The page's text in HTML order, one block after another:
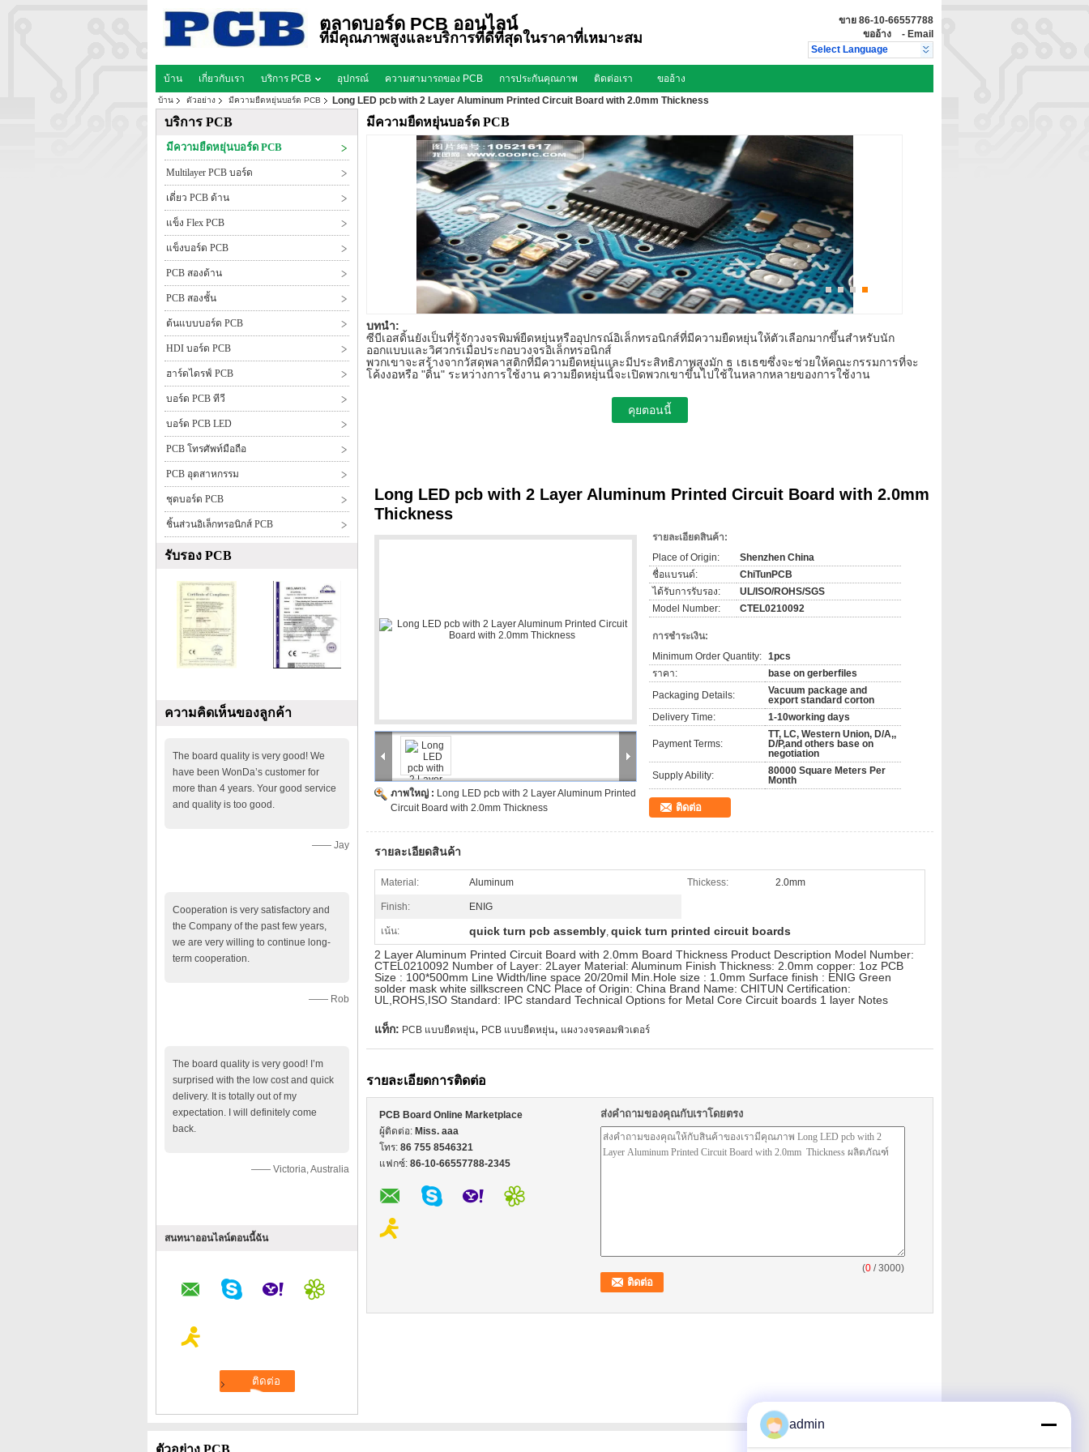
ตลาดบอร์ด PCB ออนไลน์
ที่มีคุณภาพสูงและบริการที่ดีที่สุดในราคาที่เหมาะสม
ขาย 86-10-66557788
ขออ้าง
- Email
Select Language
บ้าน เกี่ยวกับเรา บริการ PCB อุปกรณ์ ความสามารถของ PCB การประกันคุณภาพ ติดต่อเรา ขออ้าง
บ้าน ตัวอย่าง มีความยืดหยุ่นบอร์ด PCB Long LED pcb with 2 Layer Aluminum Printed Circuit Board with 2.0mm Thickness
บริการ PCB
มีความยืดหยุ่นบอร์ด PCB
Multilayer PCB บอร์ด
เดี่ยว PCB ด้าน
แข็ง Flex PCB
แข็งบอร์ด PCB
PCB สองด้าน
PCB สองชั้น
ต้นแบบบอร์ด PCB
HDI บอร์ด PCB
ฮาร์ดไดรฟ์ PCB
บอร์ด PCB ทีวี
บอร์ด PCB LED
PCB โทรศัพท์มือถือ
PCB อุตสาหกรรม
ชุดบอร์ด PCB
ชิ้นส่วนอิเล็กทรอนิกส์ PCB
รับรอง PCB
ความคิดเห็นของลูกค้า
The board quality is very good! We
have been WonDa’s customer for
more than 4 years. Your good service
and quality is too good.
—— Jay
Cooperation is very satisfactory and
the Company of the past few years,
we are very willing to continue long-
term cooperation.
—— Rob
The board quality is very good! I’m
surprised with the low cost and quick
delivery. It is totally out of my
expectation. I will definitely come
back.
—— Victoria, Australia
สนทนาออนไลน์ตอนนี้ฉัน
มีความยืดหยุ่นบอร์ด PCB
บทนำ:
ซีบีเอสดิ้นยังเป็นที่รู้จักวงจรพิมพ์ยืดหยุ่นหรืออุปกรณ์อิเล็กทรอนิกส์ที่มีความยืดหยุ่นให้ตัวเลือกมากขึ้นสำหรับนัก
ออกแบบและวิศวกรเมื่อประกอบวงจรอิเล็กทรอนิกส์
พวกเขาจะสร้างจากวัสดุพลาสติกที่มีความยืดหยุ่นและมีประสิทธิภาพสูงมัก ธ เธเธฃซึ่งจะช่วยให้คณะกรรมการที่จะ
โค้งงอหรือ "ดิ้น" ระหว่างการใช้งาน ความยืดหยุ่นนี้จะเปิดพวกเขาขึ้นไปใช้ในหลากหลายของการใช้งาน
Long LED pcb with 2 Layer Aluminum Printed Circuit Board with 2.0mm
Thickness
ภาพใหญ่ : Long LED pcb with 2 Layer Aluminum Printed
Circuit Board with 2.0mm Thickness
รายละเอียดสินค้า:
Place of Origin:
Shenzhen China
ชื่อแบรนด์:
ChiTunPCB
ได้รับการรับรอง:
UL/ISO/ROHS/SGS
Model Number:
CTEL0210092
การชำระเงิน:
Minimum Order Quantity: 1pcs
ราคา:
base on gerberfiles
Packaging Details:
Vacuum package and
export standard corton
Delivery Time:
1-10working days
Payment Terms:
TT, LC, Western Union, D/A,,
D/P,and others base on
negotiation
Supply Ability:
80000 Square Meters Per
Month
ติดต่อ
รายละเอียดสินค้า
Material: Aluminum Thickess: 2.0mm
Finish: ENIG
เน้น: quick turn pcb assembly, quick turn printed circuit boards
2 Layer Aluminum Printed Circuit Board with 2.0mm Board Thickness Product Description Model Number:
CTEL0210092 Number of Layer: 2Layer Material: Aluminum Finish Thickness: 2.0mm copper: 1oz PCB
Size : 100*500mm Line Width/line space 20/20mil Min.Hole size : 1.0mm Surface finish : ENIG Green
solder mask white sillkscreen CNC Place of Origin: China Brand Name: CHITUN Certification:
UL,ROHS,ISO Standard: IPC standard Technical Options for Metal Core Circuit boards 1 layer Notes
แท็ก: PCB แบบยืดหยุ่น, PCB แบบยืดหยุ่น, แผงวงจรคอมพิวเตอร์
รายละเอียดการติดต่อ
PCB Board Online Marketplace
ผู้ติดต่อ: Miss. aaa
โทร: 86 755 8546321
แฟกซ์: 86-10-66557788-2345
ส่งคำถามของคุณกับเราโดยตรง
(0 / 3000)
ตัวอย่าง PCB
admin